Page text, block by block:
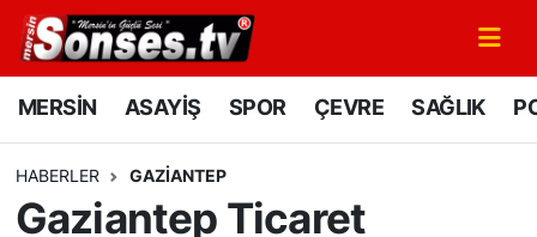
MERSİN ASAYİŞ SPOR ÇEVRE SAĞLIK
HABERLER GAZIANTEP
Gaziantep Ticaret
MERSİN
SPOR
Mersin Nöbetçi Eczaneler
Mersin Namaz Vakitleri